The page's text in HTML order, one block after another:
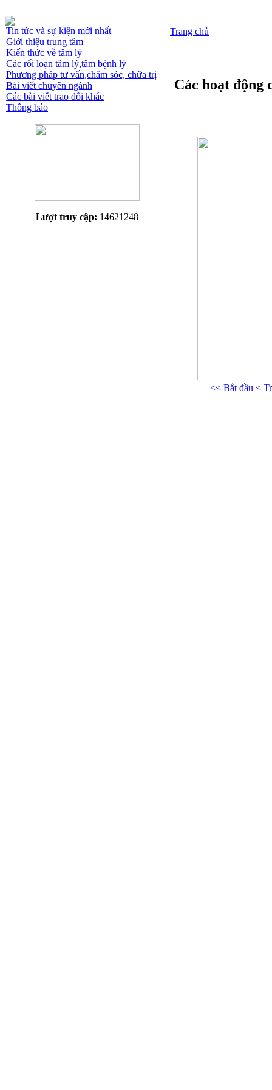
Tin tức và sự kiện mới nhất
Giới thiệu trung tâm
Kiến thức về tâm lý
Các rối loạn tâm lý,tâm bệnh lý
Phương pháp tư vấn,chăm sóc, chữa trị
Bài viết chuyên ngành
Các bài viết trao đổi khác
Thông báo
Lượt truy cập: 14621248
Trang chủ
Các hoạt động
<< Bắt đầu <